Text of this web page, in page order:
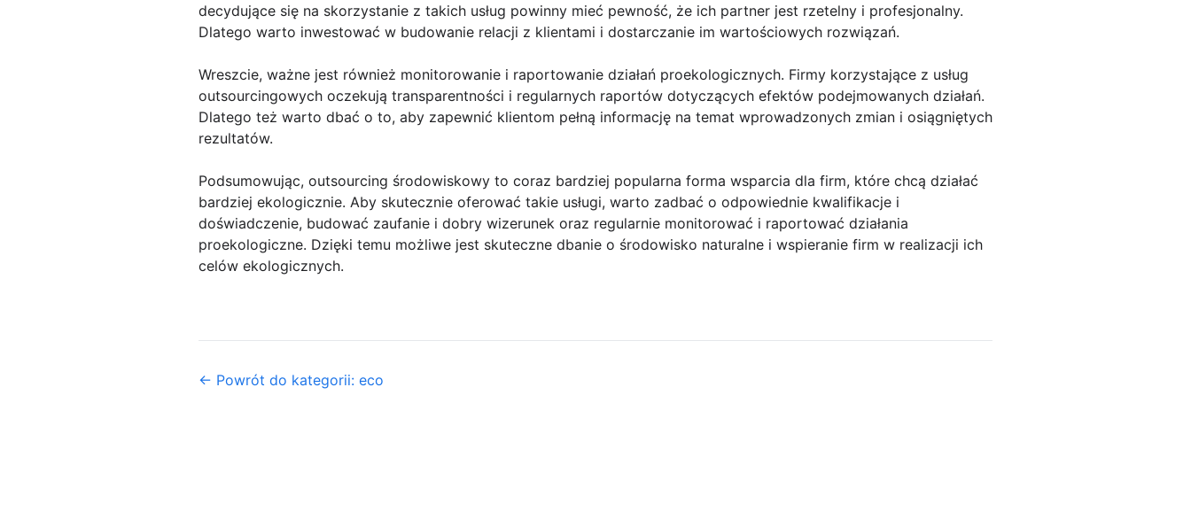
decydujące się na skorzystanie z takich usług powinny mieć pewność, że ich partner jest rzetelny i profesjonalny.
Dlatego warto inwestować w budowanie relacji z klientami i dostarczanie im wartościowych rozwiązań.
Wreszcie, ważne jest również monitorowanie i raportowanie działań proekologicznych. Firmy korzystające z usług
outsourcingowych oczekują transparentności i regularnych raportów dotyczących efektów podejmowanych działań.
Dlatego też warto dbać o to, aby zapewnić klientom pełną informację na temat wprowadzonych zmian i osiągniętych
rezultatów.
Podsumowując, outsourcing środowiskowy to coraz bardziej popularna forma wsparcia dla firm, które chcą działać
bardziej ekologicznie. Aby skutecznie oferować takie usługi, warto zadbać o odpowiednie kwalifikacje i
doświadczenie, budować zaufanie i dobry wizerunek oraz regularnie monitorować i raportować działania
proekologiczne. Dzięki temu możliwe jest skuteczne dbanie o środowisko naturalne i wspieranie firm w realizacji ich
celów ekologicznych.
← Powrót do kategorii: eco